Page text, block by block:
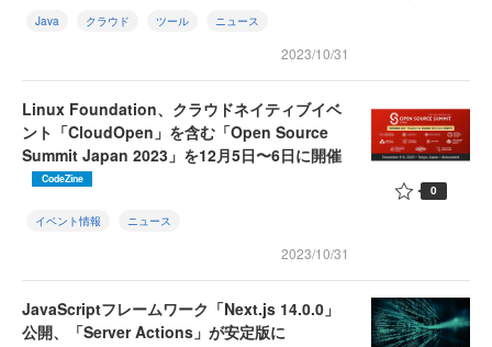
Java クラウド ツール ニュース
2023/10/31
Linux Foundation、クラウドネイティブイベ
ント「CloudOpen」を含む「Open Source
Summit Japan 2023」を12月5日〜6日に開催
CodeZine
イベント情報 ニュース
2023/10/31
0
JavaScriptフレームワーク「Next.js 14.0.0」
公開、「Server Actions」が安定版に